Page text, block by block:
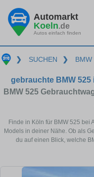
Automarkt
Koeln.de
Autos einfach finden
❯ SUCHEN ❯ BMW
gebrauchte BMW
BMW 525
Finde in Köln für BMW 525 bei
Models in deiner Nähe. Ob als
du auf einen Blick, welche